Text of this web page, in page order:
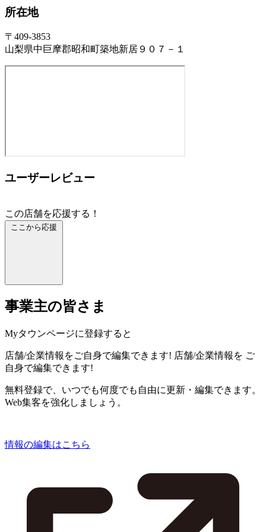
所在地
〒409-3853
山梨県中巨摩郡昭和町築地新居９０７－１
ユーザーレビュー
この店舗を応援する！
ここから応援
事業主の皆さま
Myタウンページに登録すると
店舗/企業情報をご自身で編集できます! 店舗/企業情報を ご
自身で編集できます!
無料登録で、いつでも何度でも自由に更新・編集できます。
Web集客を強化しましょう。
情報の編集はこちら